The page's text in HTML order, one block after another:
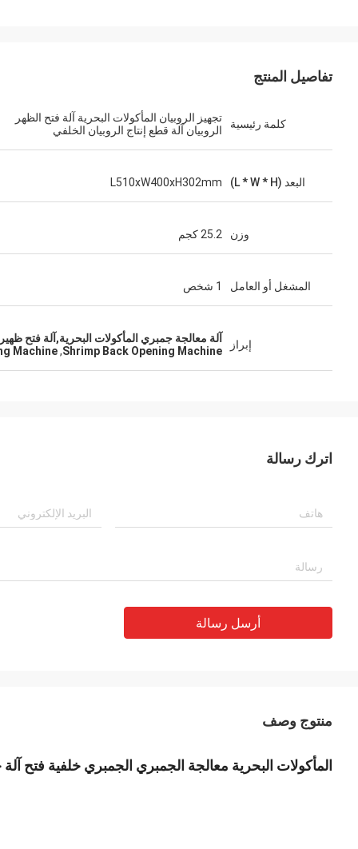
تفاصيل المنتج
كلمة رئيسية
تجهيز الروبيان المأكولات البحرية آلة فتح الظهر
الروبيان آلة قطع إنتاج الروبيان الخلفي
البعد (L * W * H) L510xW400xH302mm
وزن 25.2 كجم
المشغل أو العامل 1 شخص
إبراز
آلة معالجة جمبري المأكولات البحرية,آلة فتح
Shrimp Back Opening Machine
,
Machine
اترك رسالة
أرسل رسالة
منتوج وصف
المأكولات البحرية معالجة الجمبري الجمبري خلفية فتح